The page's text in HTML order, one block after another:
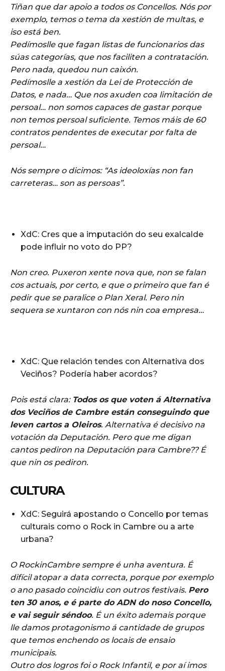
Tiñan que dar apoio a todos os Concellos. Nós por
exemplo, temos o tema da xestión de multas, e
iso está ben.
Pedímoslle que fagan listas de funcionarios das
súas categorías, que nos faciliten a contratación.
Pero nada, quedou nun caixón.
Pedímoslle a xestión da Lei de Protección de
Datos, e nada… Que nos axuden coa limitación de
persoal… non somos capaces de gastar porque
non temos persoal suficiente. Temos máis de 60
contratos pendentes de executar por falta de
persoal…
Nós sempre o dicimos: “As ideoloxías non fan
carreteras… son as persoas”.
XdC: Cres que a imputación do seu exalcalde
pode influir no voto do PP?
Non creo. Puxeron xente nova que, non se falan
cos actuais, por certo, e que o primeiro que fan é
pedir que se paralice o Plan Xeral. Pero nin
sequera se xuntaron con nós nin coa empresa…
XdC: Que relación tendes con Alternativa dos
Veciños? Podería haber acordos?
Pois está clara: Todos os que voten á Alternativa
dos Veciños de Cambre están conseguindo que
leven cartos a Oleiros. Alternativa é decisivo na
votación da Deputación. Pero que me digan
cantos pediron na Deputación para Cambre?? É
que nin os pediron.
CULTURA
XdC: Seguirá apostando o Concello por temas
culturais como o Rock in Cambre ou a arte
urbana?
O RockinCambre sempre é unha aventura. É
difícil atopar a data correcta, porque por exemplo
o ano pasado coincidiu con outros festivais. Pero
ten 30 anos, e é parte do ADN do noso Concello,
e vai seguir séndoo. É un éxito ademais porque
lle damos protagonismo á cantidade de grupos
que temos enchendo os locais de ensaio
municipais.
Outro dos logros foi o Rock Infantil, e por aí imos